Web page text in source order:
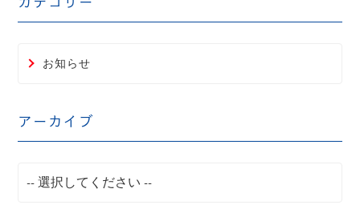
お知らせ
アーカイブ